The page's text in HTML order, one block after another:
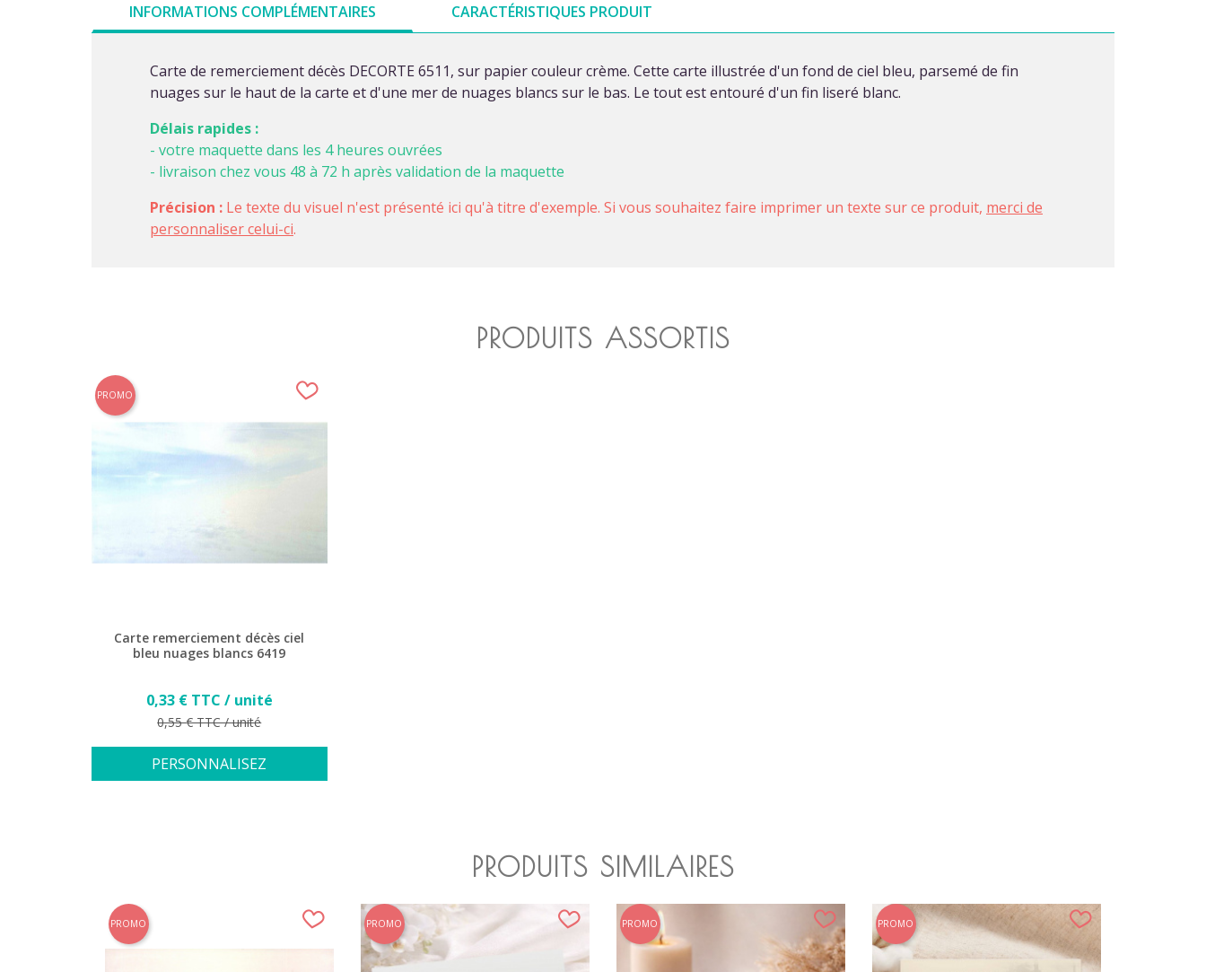
INFORMATIONS COMPLÉMENTAIRES CARACTÉRISTIQUES PRODUIT
Carte de remerciement décès DECORTE 6511, sur papier couleur crème. Cette carte illustrée d'un fond de ciel bleu, parsemé de fin
nuages sur le haut de la carte et d'une mer de nuages blancs sur le bas. Le tout est entouré d'un fin liseré blanc.
Délais rapides :
- votre maquette dans les 4 heures ouvrées
- livraison chez vous 48 à 72 h après validation de la maquette
Précision : Le texte du visuel n'est présenté ici qu'à titre d'exemple. Si vous souhaitez faire imprimer un texte sur ce produit, merci de
personnaliser celui-ci.
PRODUITS ASSORTIS
Carte remerciement décès ciel
bleu nuages blancs 6419
Prix
0,33 € TTC / unité
Prix de base
0,55 € TTC / unité
PERSONNALISEZ
PROMO
PRODUITS SIMILAIRES
PROMO PROMO PROMO PROMO